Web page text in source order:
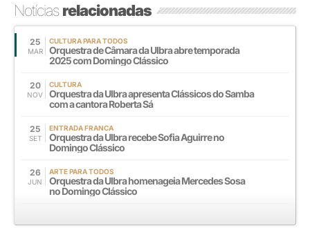
Notíciasrelacionadas
25
MAR
CULTURA PARA TODOS
Orquestra de Câmara da Ulbra abre temporada
2025 com Domingo Clássico
20
NOV
CULTURA
Orquestra da Ulbra apresenta Clássicos do Samba
com a cantora Roberta Sá
25
SET
ENTRADA FRANCA
Orquestra da Ulbra recebe Sofia Aguirre no
Domingo Clássico
26
JUN
ARTE PARA TODOS
Orquestra da Ulbra homenageia Mercedes Sosa
no Domingo Clássico